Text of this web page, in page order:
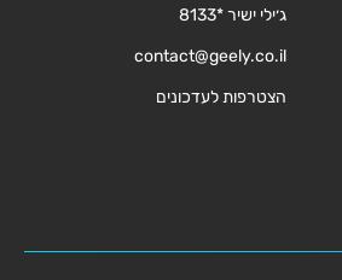
ג׳ילי ישיר *8133
contact@geely.co.il
הצטרפות לעדכונים